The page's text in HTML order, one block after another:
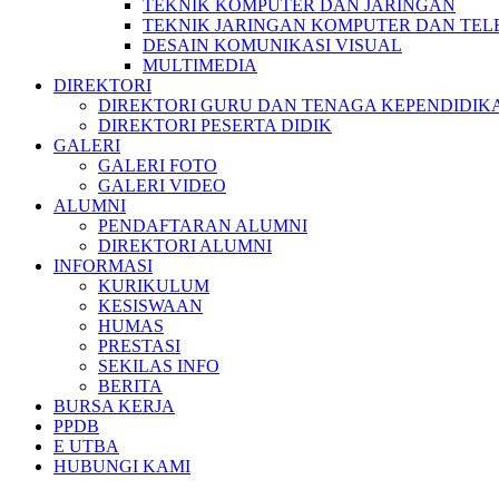
TEKNIK KOMPUTER DAN JARINGAN
TEKNIK JARINGAN KOMPUTER DAN
DESAIN KOMUNIKASI VISUAL
MULTIMEDIA
DIREKTORI
DIREKTORI GURU DAN TENAGA
DIREKTORI PESERTA DIDIK
GALERI
GALERI FOTO
GALERI VIDEO
ALUMNI
PENDAFTARAN ALUMNI
DIREKTORI ALUMNI
INFORMASI
KURIKULUM
KESISWAAN
HUMAS
PRESTASI
SEKILAS INFO
BERITA
BURSA KERJA
PPDB
E UTBA
HUBUNGI KAMI